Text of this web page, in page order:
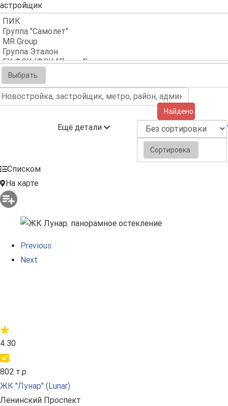
Выбрать
Найдено (8)
Ещё детали
Сортировка
Списком
На карте
Previous
Next
4.30
802 т.р.
ЖК "Лунар" (Lunar)
Ленинский Проспект